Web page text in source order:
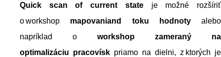
Quick scan of current stateje možné rozšíriť
o workshop mapovaniand toku hodnotyalebo
napríklad o workshop zameraný na
optimalizáciu pracovísk priamo na dielni, z ktorých je